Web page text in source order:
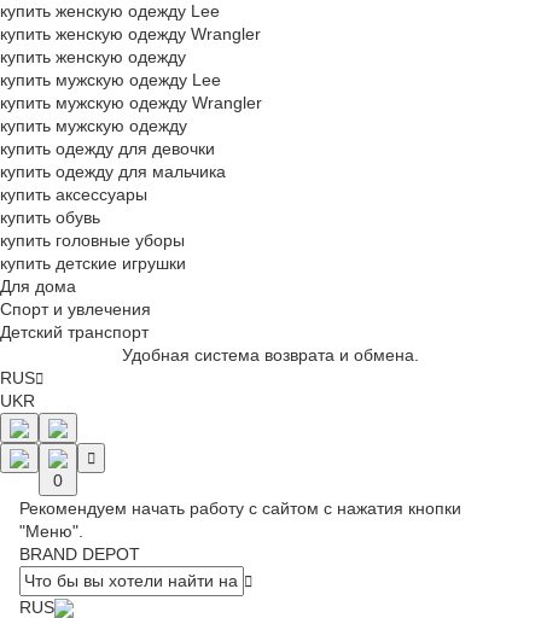
купить женскую одежду Lee
купить женскую одежду Wrangler
купить женскую одежду
купить мужскую одежду Lee
купить мужскую одежду Wrangler
купить мужскую одежду
купить одежду для девочки
купить одежду для мальчика
купить аксессуары
купить обувь
купить головные уборы
купить детские игрушки
Для дома
Спорт и увлечения
Детский транспорт
Удобная система возврата и обмена.
RUS
UKR
0
Рекомендуем начать работу с сайтом с нажатия кнопки
"Меню".
BRAND DEPOT
RUS